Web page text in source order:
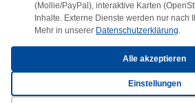
Folgen Sie uns!
facebook
E-Mail
(Mollie/PayPal), interaktive Karten
Inhalte. Externe Dienste werden nur nach
Mehr in unserer Datenschutzerklärung.
Alle akzeptieren
Einstellungen